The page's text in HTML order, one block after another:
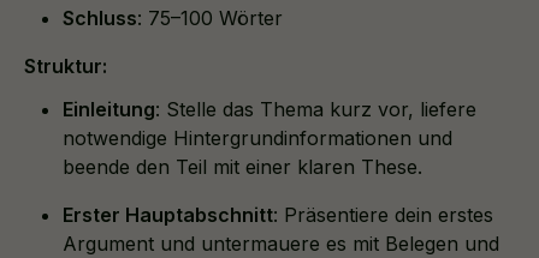
Schluss: 75–100 Wörter
Struktur:
Einleitung: Stelle das Thema kurz vor, liefere
notwendige Hintergrundinformationen und
beende den Teil mit einer klaren These.
Erster Hauptabschnitt: Präsentiere dein erstes
Argument und untermauere es mit Belegen und